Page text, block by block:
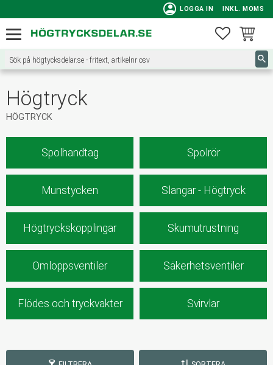
Meny
person LOGGA IN INKL. MOMS
Högtryck
HÖGTRYCK
Spolhandtag Spolrör
Munstycken Slangar - Högtryck
Högtryckskopplingar Skumutrustning
Omloppsventiler Säkerhetsventiler
Flödes och tryckvakter Svirvlar